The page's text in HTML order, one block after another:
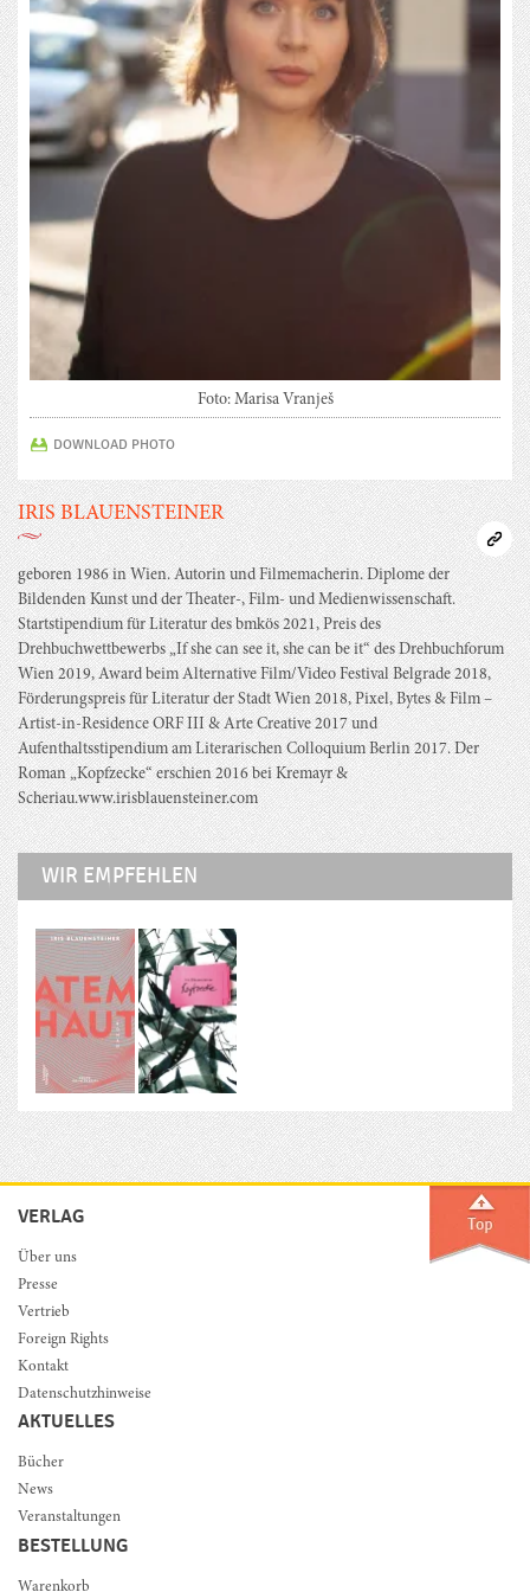
Foto: Marisa Vranješ
DOWNLOAD PHOTO
IRIS BLAUENSTEINER
geboren 1986 in Wien. Autorin und Filmemacherin. Diplome der
Bildenden Kunst und der Theater-, Film- und Medienwissenschaft.
Startstipendium für Literatur des bmkös 2021, Preis des
Drehbuchwettbewerbs „If she can see it, she can be it“ des Drehbuchforum
Wien 2019, Award beim Alternative Film/Video Festival Belgrade 2018,
Förderungspreis für Literatur der Stadt Wien 2018, Pixel, Bytes & Film –
Artist-in-Residence ORF III & Arte Creative 2017 und
Aufenthaltsstipendium am Literarischen Colloquium Berlin 2017. Der
Roman „Kopfzecke“ erschien 2016 bei Kremayr &
Scheriau.www.irisblauensteiner.com
WIR EMPFEHLEN
VERLAG
Über uns
Presse
Vertrieb
Foreign Rights
Kontakt
Datenschutzhinweise
AKTUELLES
Bücher
News
Veranstaltungen
BESTELLUNG
Warenkorb